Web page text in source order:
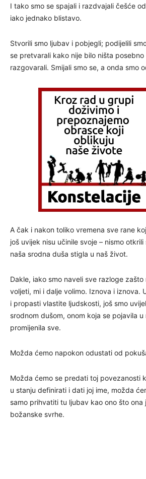
I tako smo se spajali i razdvajali češće
iako jednako blistavo.
Stvorili smo ljubav i pobjegli; podijelili
se pretvarali kako nije bilo ništa
razgovarali. Smijali smo se, a onda smo
A čak i nakon toliko vremena sve rane
još uvijek nisu učinile svoje – nismo
naša srodna duša stigla u naš život.
Dakle, iako smo naveli sve razloge
voljeti, mi i dalje volimo. Iznova i iznova.
i propasti vlastite ljudskosti, još smo
srodnom dušom, onom koja se pojavila
promijenila sve.
Možda ćemo napokon odustati od
Možda ćemo se predati toj povezanosti
u stanju definirati i dati joj ime, možda
samo prihvatiti tu ljubav kao ono što ona
božanske svrhe.